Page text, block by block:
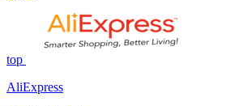
top
AliExpress